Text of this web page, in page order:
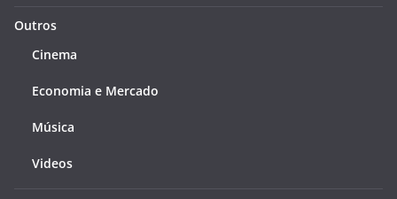
Outros
Cinema
Economia e Mercado
Música
Videos